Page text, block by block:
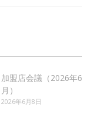
加盟店会議（2026年6
月）
2026年6月8日